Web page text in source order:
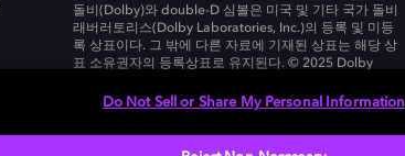
돌비(Dolby)와 double-D 심볼은 미국 및 기타 국가 돌비
래버러토리스(Dolby Laboratories, Inc.)의 등록 및 미등
록 상표이다. 그 밖에 다른 자료에 기재된 상표는 해당 상
표 소유권자의 등록상표로 유지된다. © 2025 Dolby
Do Not Sell or Share My Personal Information